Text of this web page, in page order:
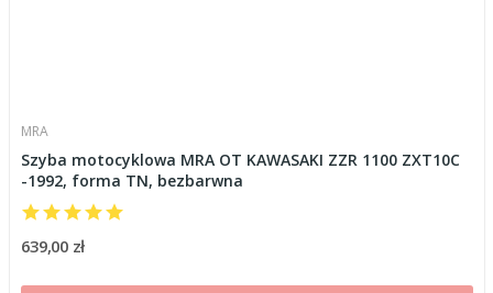
MRA
Szyba motocyklowa MRA OT KAWASAKI ZZR 1100 ZXT10C
-1992, forma TN, bezbarwna
639,00 zł